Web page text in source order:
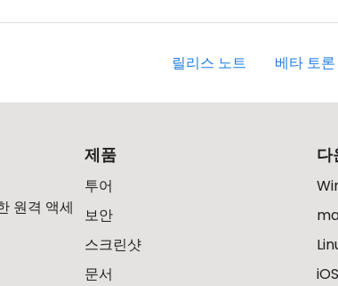
릴리스 노트 베타 토론
원격 액세
제품
투어
보안
스크린샷
문서
다